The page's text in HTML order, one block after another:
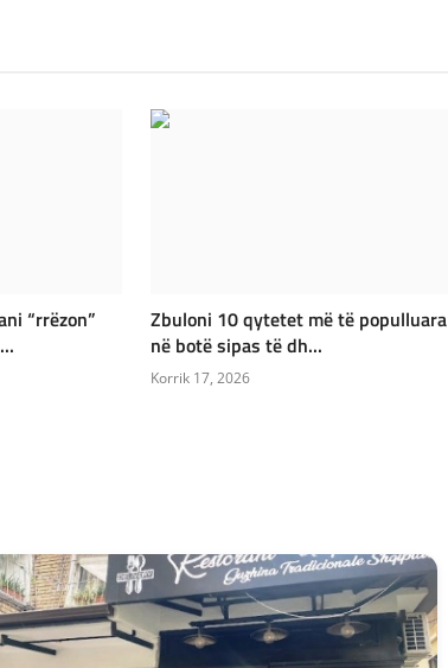
“rrëzon”
Zbuloni 10 qytetet më të populluara
në botë sipas të dh...
Korrik 17, 2026